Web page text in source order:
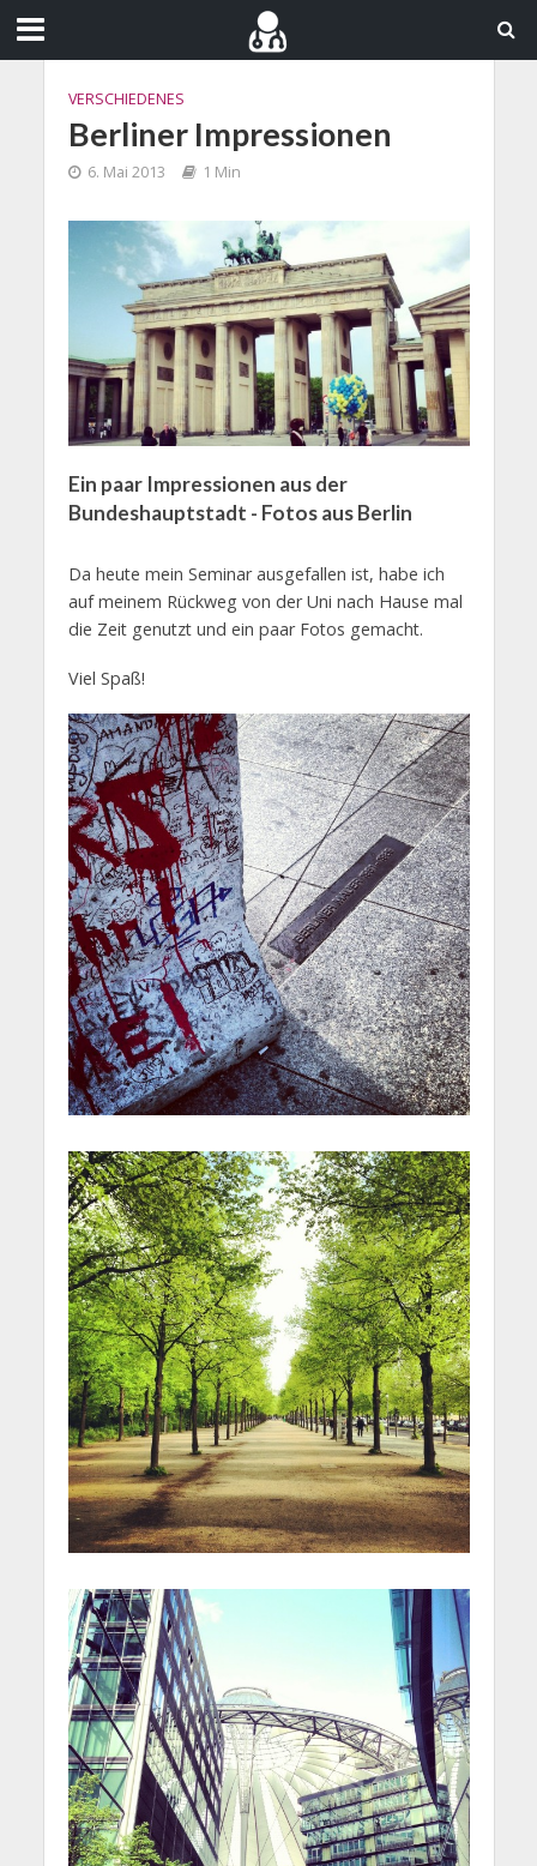
VERSCHIEDENES
Berliner Impressionen
6. Mai 2013 1 Min
Ein paar Impressionen aus der
Bundeshauptstadt - Fotos aus Berlin
Da heute mein Seminar ausgefallen ist, habe ich
auf meinem Rückweg von der Uni nach Hause mal
die Zeit genutzt und ein paar Fotos gemacht.
Viel Spaß!